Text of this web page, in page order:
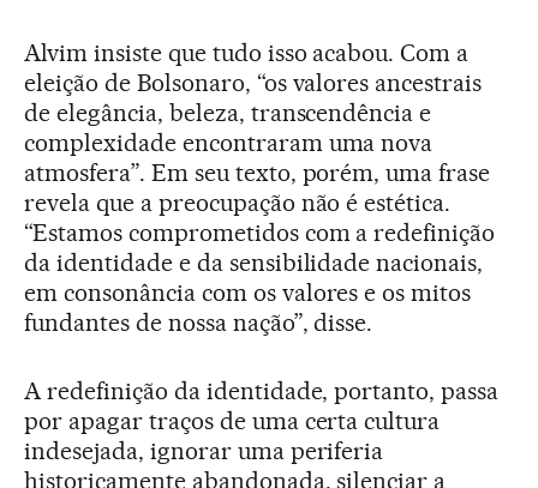
Alvim insiste que tudo isso acabou. Com a
eleição de Bolsonaro, “os valores ancestrais
de elegância, beleza, transcendência e
complexidade encontraram uma nova
atmosfera”. Em seu texto, porém, uma frase
revela que a preocupação não é estética.
“Estamos comprometidos com a redefinição
da identidade e da sensibilidade nacionais,
em consonância com os valores e os mitos
fundantes de nossa nação”, disse.
A redefinição da identidade, portanto, passa
por apagar traços de uma certa cultura
indesejada, ignorar uma periferia
historicamente abandonada, silenciar a